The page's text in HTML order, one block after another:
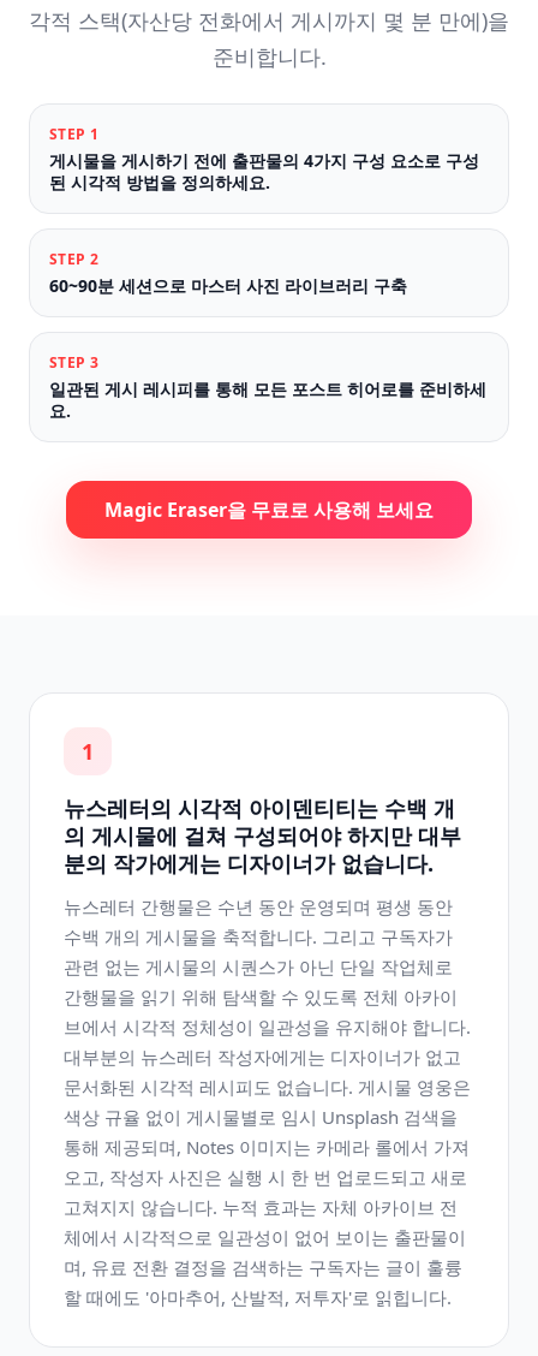
각적 스택(자산당 전화에서 게시까지 몇 분 만에)을
준비합니다.
STEP 1
게시물을 게시하기 전에 출판물의 4가지 구성 요소로 구성
된 시각적 방법을 정의하세요.
STEP 2
60~90분 세션으로 마스터 사진 라이브러리 구축
STEP 3
일관된 게시 레시피를 통해 모든 포스트 히어로를 준비하세
요.
Magic Eraser을 무료로 사용해 보세요
1
뉴스레터의 시각적 아이덴티티는 수백 개
의 게시물에 걸쳐 구성되어야 하지만 대부
분의 작가에게는 디자이너가 없습니다.
뉴스레터 간행물은 수년 동안 운영되며 평생 동안
수백 개의 게시물을 축적합니다. 그리고 구독자가
관련 없는 게시물의 시퀀스가 ​​아닌 단일 작업체로
간행물을 읽기 위해 탐색할 수 있도록 전체 아카이
브에서 시각적 정체성이 일관성을 유지해야 합니다.
대부분의 뉴스레터 작성자에게는 디자이너가 없고
문서화된 시각적 레시피도 없습니다. 게시물 영웅은
색상 규율 없이 게시물별로 임시 Unsplash 검색을
통해 제공되며, Notes 이미지는 카메라 롤에서 가져
오고, 작성자 사진은 실행 시 한 번 업로드되고 새로
고쳐지지 않습니다. 누적 효과는 자체 아카이브 전
체에서 시각적으로 일관성이 없어 보이는 출판물이
며, 유료 전환 결정을 검색하는 구독자는 글이 훌륭
할 때에도 '아마추어, 산발적, 저투자'로 읽힙니다.